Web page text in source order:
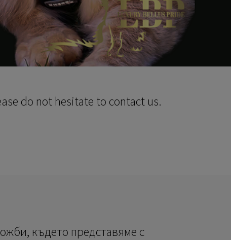
do not hesitate to contact us.
където представяме с